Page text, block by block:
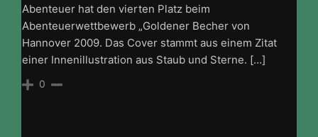
Abenteuer hat den vierten Platz beim
Abenteuerwettbewerb „Goldener Becher von
Hannover 2009. Das Cover stammt aus einem Zitat
einer Innenillustration aus Staub und Sterne. […]
0